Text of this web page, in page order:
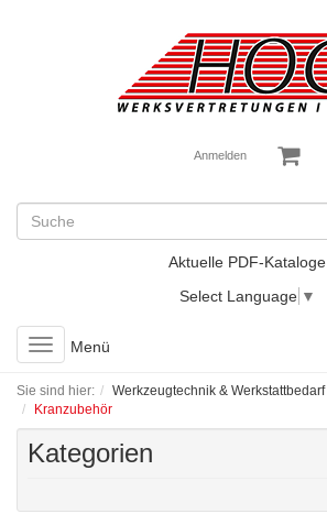
Anmelden
Aktuelle PDF-Kataloge
Select Language ▼
Toggle
navigation
Menü
Sie sind hier: Werkzeugtechnik & Werkstattbedarf
Kranzubehör
Kategorien